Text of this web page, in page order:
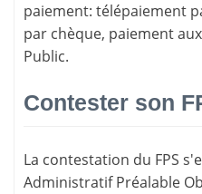
paiement: télépaiement
par chèque, paiement
Public.
Contester son
La contestation du FPS
Administratif Préalable